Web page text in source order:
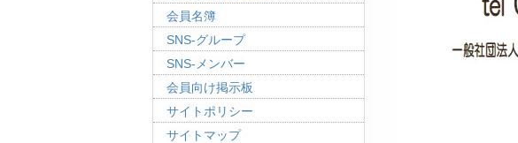
会員名簿
SNS-グループ
SNS-メンバー
会員向け掲示板
サイトポリシー
サイトマップ